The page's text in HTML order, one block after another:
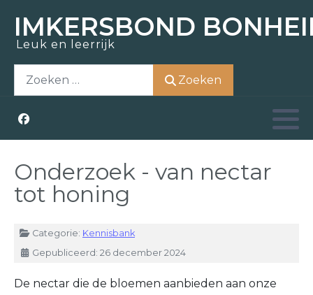
IMKERSBOND
Leuk en leerrijk
Zoeken
Onderzoek - van nectar
tot honing
DetailsCategorie: Kennisbank
Gepubliceerd: 26 december 2024
De nectar die de bloemen aanbieden aan onze
Honing kopen
Zwermen scheppen
Materiaal ontlenen
Lid worden
Raad van bestuur
Kerntaken
Vrijwilligers
Lid worden
Weetjes
Links